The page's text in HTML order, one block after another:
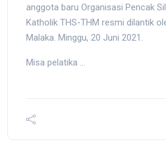
anggota baru Organisasi Pencak
Katholik THS-THM resmi dilantik
Malaka. Minggu, 20 Juni 2021.
Misa pelatika ...